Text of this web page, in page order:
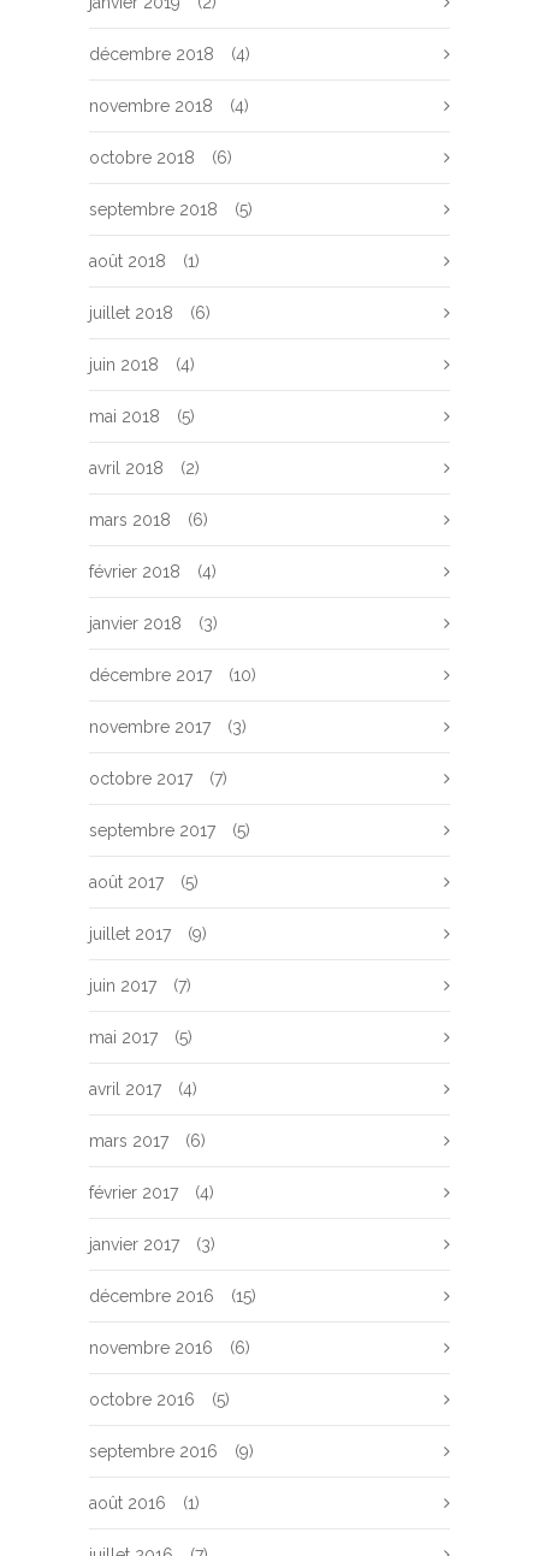
décembre 2018 (4)
novembre 2018 (4)
octobre 2018 (6)
septembre 2018 (5)
août 2018 (1)
juillet 2018 (6)
juin 2018 (4)
mai 2018 (5)
avril 2018 (2)
mars 2018 (6)
février 2018 (4)
janvier 2018 (3)
décembre 2017 (10)
novembre 2017 (3)
octobre 2017 (7)
septembre 2017 (5)
août 2017 (5)
juillet 2017 (9)
juin 2017 (7)
mai 2017 (5)
avril 2017 (4)
mars 2017 (6)
février 2017 (4)
janvier 2017 (3)
décembre 2016 (15)
novembre 2016 (6)
octobre 2016 (5)
septembre 2016 (9)
août 2016 (1)